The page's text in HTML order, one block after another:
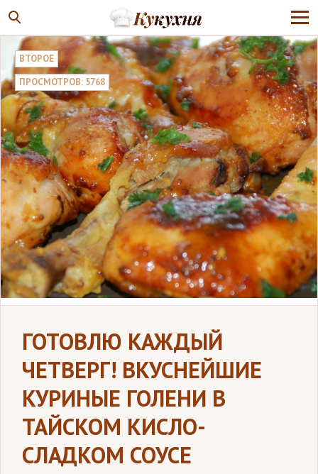
ВТОРОЕ
ПРОСМОТРОВ: 5768
ГОТОВЛЮ КАЖДЫЙ
ЧЕТВЕРГ! ВКУСНЕЙШИЕ
КУРИНЫЕ ГОЛЕНИ В
ТАЙСКОМ КИСЛО-
СЛАДКОМ СОУСЕ